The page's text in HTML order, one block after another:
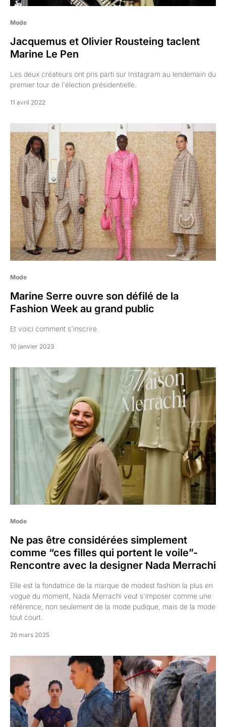
Mode
Jacquemus et Olivier Rousteing taclent
Marine Le Pen
Les deux créateurs ont pris parti sur Instagram au lendemain du
premier tour de l'élection présidentielle.
11 avril 2022
Mode
Marine Serre ouvre son défilé de la
Fashion Week au grand public
Et voici comment s'inscrire.
10 janvier 2023
Mode
Ne pas être considérées simplement
comme “ces filles qui portent le voile”-
Rencontre avec la designer Nada Merrachi
Elle est la fondatrice de la marque de modest fashion la plus en
vogue du moment, Nada Merrachi veut s'imposer comme une
référence, non seulement de la mode pudique, mais de la mode
tout court.
26 mars 2025